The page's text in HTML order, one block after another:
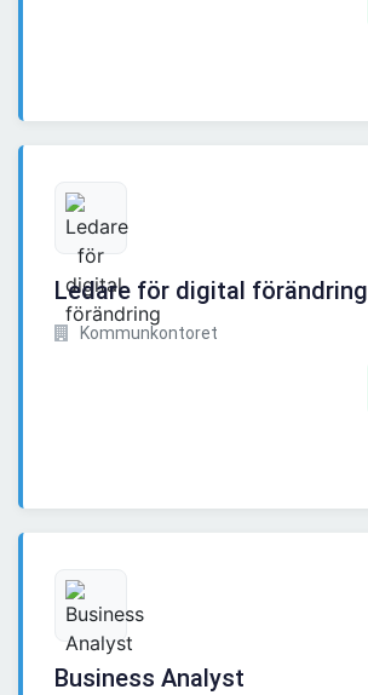
Ledare för digital förändring
Kommunkontoret
Business Analyst